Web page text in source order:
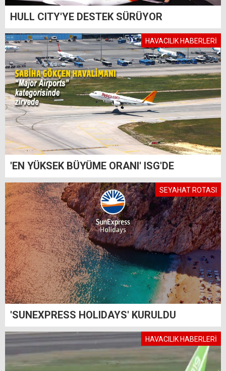
HULL CITY'YE DESTEK SÜRÜYOR
HAVACILIK HABERLERİ
'EN YÜKSEK BÜYÜME ORANI' ISG'DE
SEYAHAT ROTASI
'SUNEXPRESS HOLIDAYS' KURULDU
HAVACILIK HABERLERİ